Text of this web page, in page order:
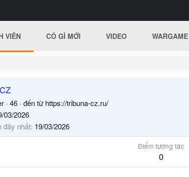
VIÊN CÓ GÌ MỚI VIDEO WARGAME
· 46 · đến từ https://tribuna-cz.ru/
03/2026
đây nhất 19/03/2026
Điểm tương tác
0